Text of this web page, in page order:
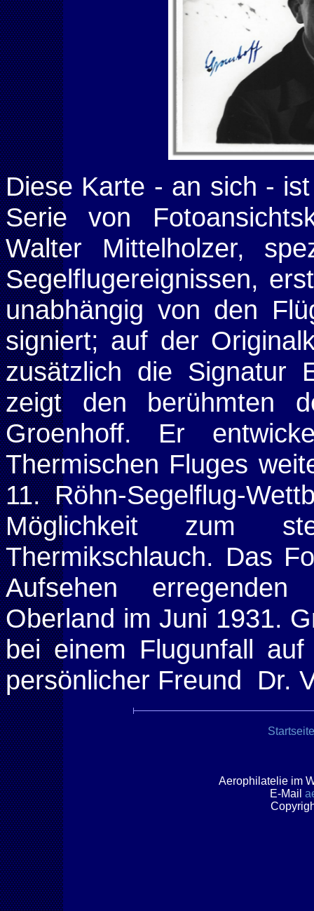
Diese Karte - an sich -
Serie von
Walter Mittelholzer,
Segelflugereignissen,
unabhängig von den
signiert; auf der
zusätzlich die Signatur
zeigt den berühmten
Groenhoff. Er
Thermischen Fluges
11. Röhn-Segelflug-
Möglichkeit zum
Thermikschlauch. Das
Aufsehen
Oberland im Juni 1931.
bei einem Flugunfall
persönlicher Freund Dr.
Startseite
Aerophilatelie im
E-Mail